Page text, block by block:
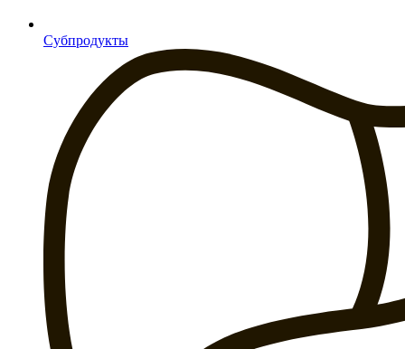
Субпродукты